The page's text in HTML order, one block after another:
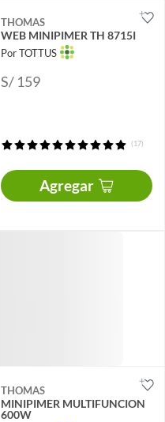
THOMAS
WEB MINIPIMER TH 8715I
Por TOTTUS
S/ 159
(17)
Agregar
THOMAS
MINIPIMER MULTIFUNCION
600W